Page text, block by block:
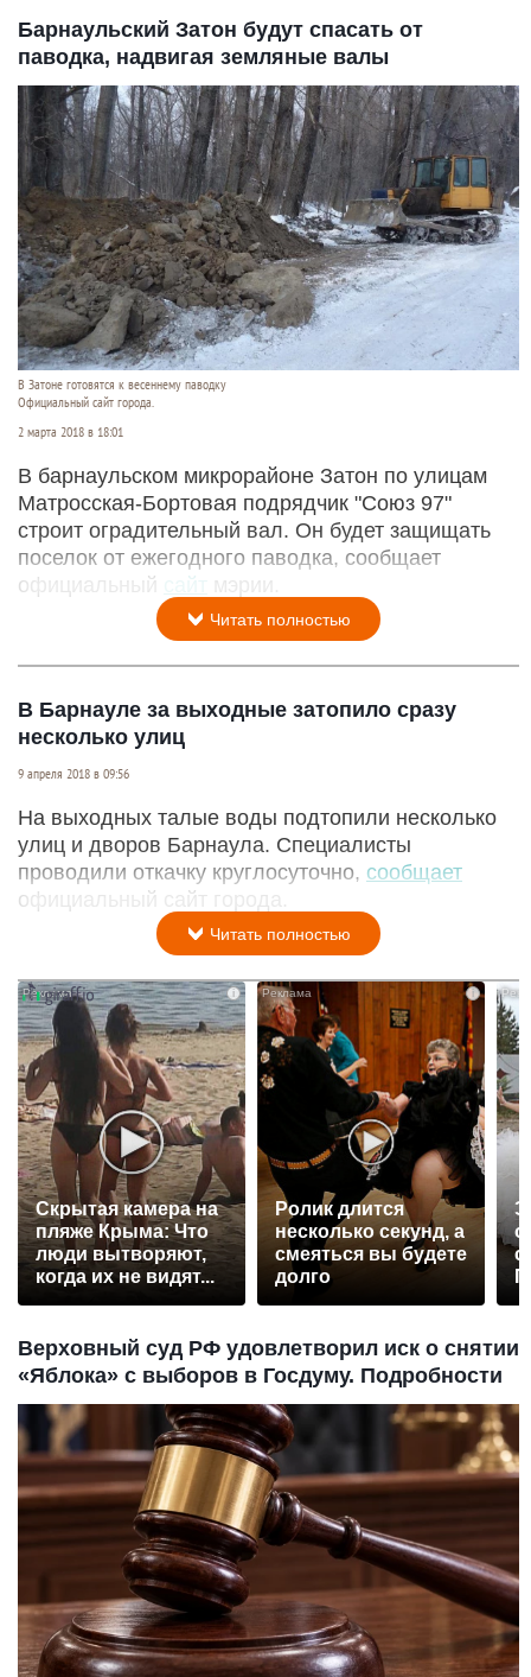
Барнаульский Затон будут спасать от
паводка, надвигая земляные валы
В Затоне готовятся к весеннему паводку
Официальный сайт города.
2 марта 2018 в 18:01
В барнаульском микрорайоне Затон по улицам
Матросская-Бортовая подрядчик "Союз 97"
строит оградительный вал. Он будет защищать
поселок от ежегодного паводка, сообщает
официальный
сайт мэрии.
Читать полностью
В Барнауле за выходные затопило сразу
несколько улиц
9 апреля 2018 в 09:56
На выходных талые воды подтопили несколько
улиц и дворов Барнаула. Специалисты
проводили откачку круглосуточно, сообщает
официальный сайт города.
Читать полностью
i
Скрытая камера на
пляже Крыма: Что
люди вытворяют,
когда их не видят...
Ролик длится
несколько секунд, а
смеяться вы будете
долго
Верховный суд РФ удовлетворил иск о снятии
«Яблока» с выборов в Госдуму. Подробности